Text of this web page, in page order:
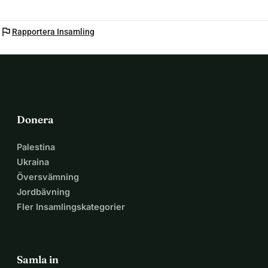
flag Rapportera Insamling
Donera
Palestina
Ukraina
Översvämning
Jordbävning
Fler Insamlingskategorier
Samla in